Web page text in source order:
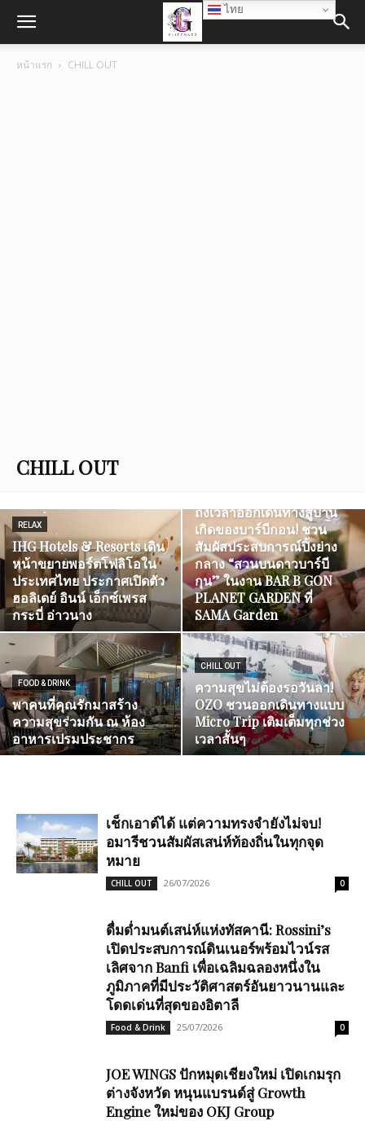
หน้าแรก CHILL OUT
CHILL OUT
RELAX
IHG Hotels & Resorts เดิน
หน้าขยายพอร์ตโฟลิโอใน
ประเทศไทย ประกาศเปิดตัว
ฮอลิเดย์ อินน์ เอ็กซ์เพรส
กระบี่ อ่าวนาง
ถึงเวลาออกเดินทางสู่บ้าน
เกิดของบาร์บีกอน! ชวน
สัมผัสประสบการณ์ปิ้งย่าง
กลาง “สวนบนดาวบาร์บี
กุน” ในงาน BAR B GON
PLANET GARDEN ที่
SAMA Garden
FOOD & DRINK
พาคนที่คุณรักมาสร้าง
ความสุขร่วมกัน ณ ห้อง
อาหารเปรมประชากร
CHILL OUT
ความสุขไม่ต้องรอวันลา!
OZO ชวนออกเดินทางแบบ
Micro Trip เติมเต็มทุกช่วง
เวลาสั้นๆ
เช็กเอาต์ได้ แต่ความทรงจำยังไม่จบ!
อมารีชวนสัมผัสเสน่ห์ท้องถิ่นในทุกจุด
หมาย
CHILL OUT 26/07/2026 0
ดื่มด่ำมนต์เสน่ห์แห่งทัสคานี: Rossini’s
เปิดประสบการณ์ดินเนอร์พร้อมไวน์รส
เลิศจาก Banfi เพื่อเฉลิมฉลองหนึ่งใน
ภูมิภาคที่มีประวัติศาสตร์อันยาวนานและ
โดดเด่นที่สุดของอิตาลี
Food & Drink 25/07/2026 0
JOE WINGS ปักหมุดเชียงใหม่ เปิดเกมรุก
ต่างจังหวัด หนุนแบรนด์สู่ Growth
Engine ใหม่ของ OKJ Group
ไทย